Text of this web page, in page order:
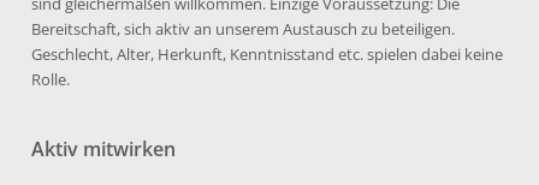
Bereitschaft, sich aktiv an unserem Austausch zu beteiligen.
Geschlecht, Alter, Herkunft, Kenntnisstand etc. spielen dabei keine
Rolle.
Aktiv mitwirken